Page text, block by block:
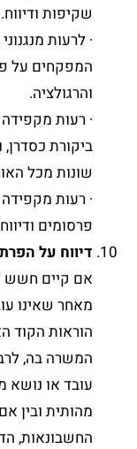
שקיפות ודיווח.
· לרעות
המפקחים על
והרגולציה.
· רעות מקפידה
ביקורת
שונות מכל
· רעות מקפידה
פרסומים
דיווח על
אם קיים חשש
מאחר שאינו
הוראות הקוד
המשרה בה,
עובד או
מהותית ובין
החשבונאות,